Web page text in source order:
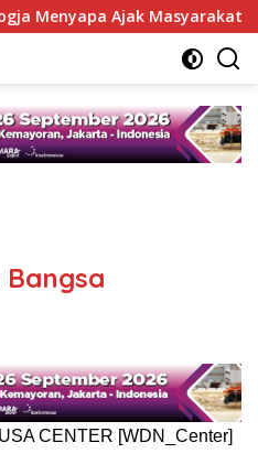
Ajak Masyarakat Lebih
CENTER [WDN_Center]